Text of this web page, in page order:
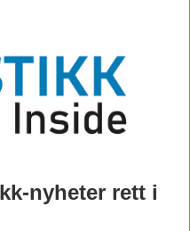
nyheter rett i